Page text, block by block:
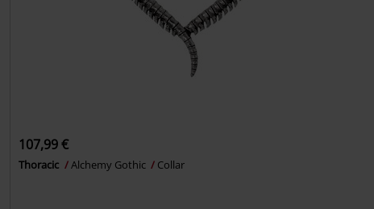
107,99 €
Thoracic Alchemy Gothic Collar